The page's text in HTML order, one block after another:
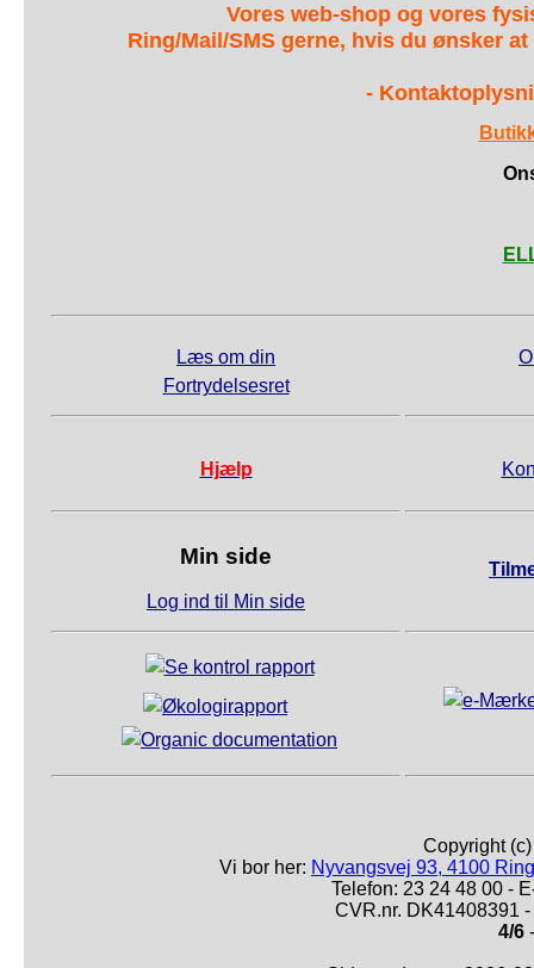
Vores web-shop og vores
Ring/Mail/SMS gerne, hvis du ønsker
-
Læs om din
Fortrydelsesret
Hjælp
Min side
Log ind til Min side
Copyright
Vi bor her: Nyvangsvej 93, 4100
Telefon: 23 24 48 00 -
CVR.nr. DK41408391
4/6